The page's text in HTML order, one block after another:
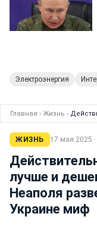
Электроэнергия
Главная › Жизнь ›
ЖИЗНЬ 17 мая 2025
лучше и
Неаполя
Украине миф